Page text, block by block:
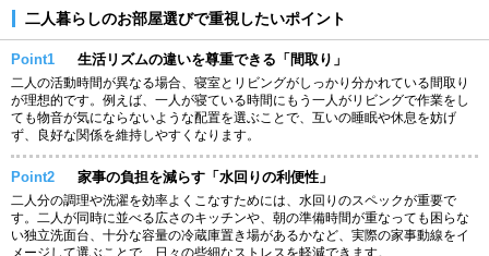
二人暮らしのお部屋選びで重視したいポイント
Point1 生活リズムの違いを尊重できる「間取り」
二人の活動時間が異なる場合、寝室とリビングがしっかり分かれている間取り
が理想的です。例えば、一人が寝ている時間にもう一人がリビングで作業をし
ても物音が気にならないような配置を選ぶことで、互いの睡眠や休息を妨げ
ず、良好な関係を維持しやすくなります。
Point2 家事の負担を減らす「水回りの利便性」
二人分の調理や洗濯を効率よくこなすためには、水回りのスペックが重要で
す。二人が同時に並べる広さのキッチンや、朝の準備時間が重なっても困らな
い独立洗面台、十分な容量の冷蔵庫置き場があるかなど、実際の家事動線をイ
メージして選ぶことで、日々の些細なストレスを軽減できます。